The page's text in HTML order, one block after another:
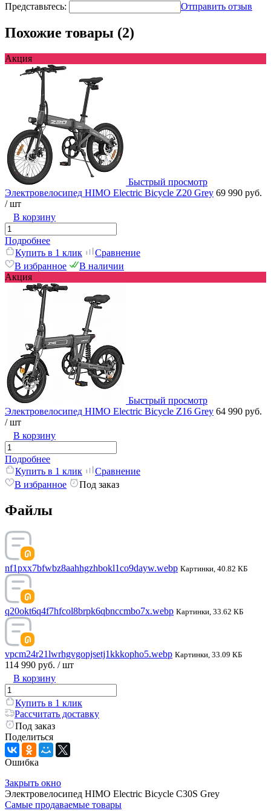
Представьтесь: Отправить отзыв
Похожие товары (2)
Акция
Быстрый просмотр
Электровелосипед HIMO Electric Bicycle Z20 Grey 69 990 руб.
/ шт
В корзину
Подробнее
Купить в 1 клик
Сравнение
В избранное
В наличии
Акция
Быстрый просмотр
Электровелосипед HIMO Electric Bicycle Z16 Grey 64 990 руб.
/ шт
В корзину
Подробнее
Купить в 1 клик
Сравнение
В избранное
Под заказ
Файлы
nf1pxx7bfwbz8aahhgzhbokl1co9dayw.webp Картинки, 40.82 КБ
q20okt6q4f7hfcol8brpk6qbnccmbo7x.webp Картинки, 33.62 КБ
vpcm24r21lwrhgvgopjsetj1kkkopho5.webp Картинки, 33.09 КБ
114 990 руб. / шт
В корзину
Купить в 1 клик
Рассчитать доставку
Под заказ
Поделиться
Ошибка
Закрыть окно
Электровелосипед HIMO Electric Bicycle C30S Grey
Самые продаваемые товары